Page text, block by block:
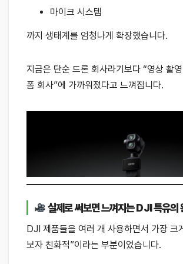
마이크 시스템
까지 생태계를 엄청나게 확장했습니다.
지금은 단순 드론 회사라기보다 “영상 촬
폼 회사”에 가까워졌다고 느껴집니다.
실제로 써보면 느껴지는 DJI 특유의
DJI 제품들을 여러 개 사용하면서 가장 크
보자 친화적”이라는 부분이었습니다.